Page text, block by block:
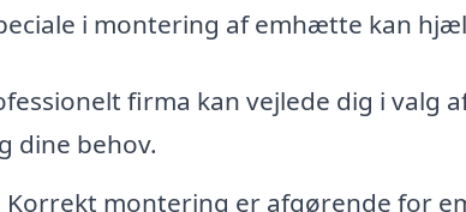
i montering af emhætte kan
firma kan vejlede dig i valg
dine behov.
Korrekt montering er afgørende for